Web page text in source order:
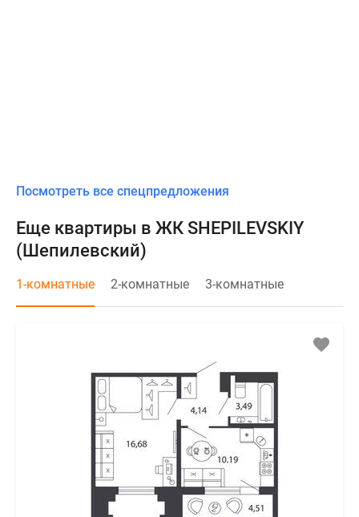
Посмотреть все спецпредложения
Еще квартиры в ЖК SHEPILEVSKIY
(Шепилевский)
1-комнатные 2-комнатные 3-комнатные